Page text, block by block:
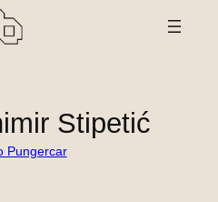
Stipetić
Pungercar